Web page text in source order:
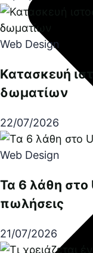
Web Design
Κατασκευή
δωματίων
22/07/2026
Web Design
Τα 6 λάθη στο
πωλήσεις
21/07/2026